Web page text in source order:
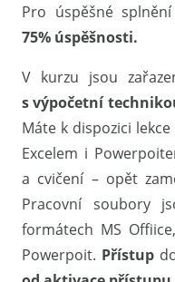
Pro úspěšné
75% úspěšnosti.
V kurzu jsou
s výpočetní
Máte k dispozici
Excelem i
a cvičení – opět
Pracovní soubory
formátech MS
Powerpoit. Přístup